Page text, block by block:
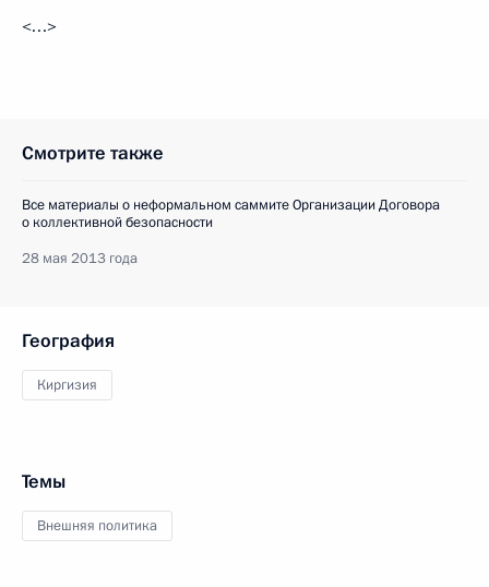
<…>
Смотрите также
Все материалы о неформальном саммите Организации Договора
о коллективной безопасности
28 мая 2013 года
География
Киргизия
Темы
Внешняя политика